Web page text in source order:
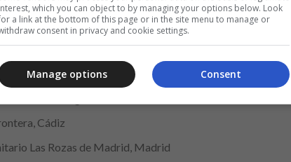
Durango, Bizkaia
Cádiz
Las Rozas de Madrid, Madrid
which you can object to by managing your options below. Look
a link at the bottom of this page or in the site menu to manage or
consent in privacy and cookie settings.
Consent
Manage options